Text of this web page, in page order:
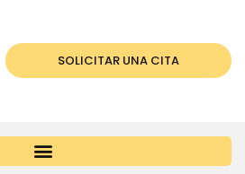
herramientas
SOLICITAR UNA CITA